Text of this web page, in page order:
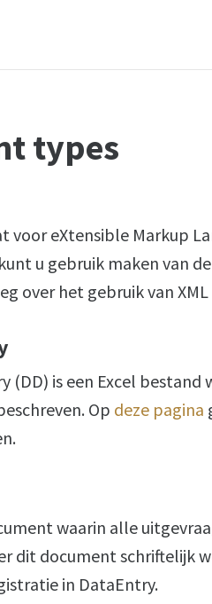
types
voor eXtensible Markup
u gebruik maken van
over het gebruik van XML
(DD) is een Excel
Op deze pagina
waarin alle
dit document schriftelijk
in DataEntry.